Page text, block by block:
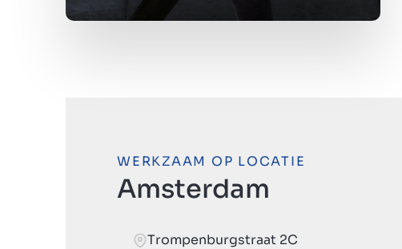
Over ons
WERKZAAM OP LOCATIE
Amsterdam
Trompenburgstraat 2C